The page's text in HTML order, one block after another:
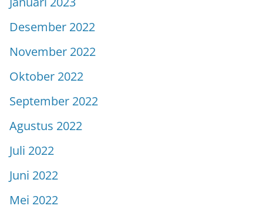
Desember 2022
November 2022
Oktober 2022
September 2022
Agustus 2022
Juli 2022
Juni 2022
Mei 2022